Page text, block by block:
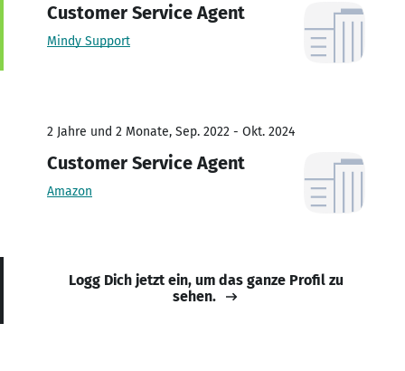
Customer Service Agent
Mindy Support
2 Jahre und 2 Monate, Sep. 2022 - Okt. 2024
Customer Service Agent
Amazon
Logg Dich jetzt ein, um das ganze Profil zu
sehen.